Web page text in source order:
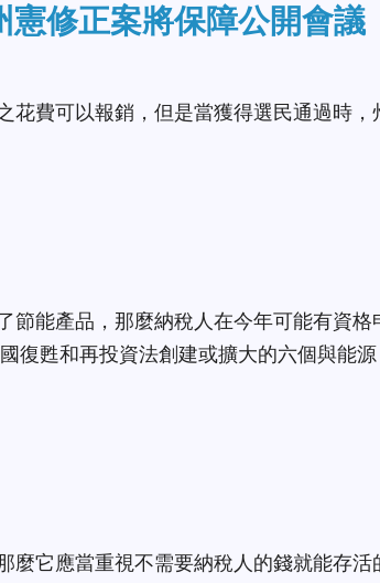
修正案將保障公開會議
花費可以報銷，但是當獲得選民通過時，
節能產品，那麼納稅人在今年可能有資格
復甦和再投資法創建或擴大的六個與能源
麼它應當重視不需要納稅人的錢就能存活